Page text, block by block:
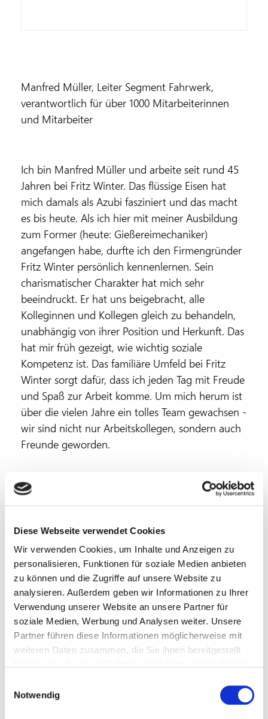
Diese Webseite verwendet Cookies
Wir verwenden Cookies, um Inhalte und Anzeigen zu
personalisieren, Funktionen für soziale Medien anbieten
zu können und die Zugriffe auf unsere Website zu
analysieren. Außerdem geben wir Informationen zu Ihrer
Verwendung unserer Website an unsere Partner für
soziale Medien, Werbung und Analysen weiter. Unsere
Partner führen diese Informationen möglicherweise mit
weiteren Daten zusammen, die Sie ihnen bereitgestellt
Notwendig
Manfred Müller, Leiter Segment Fahrwerk,
verantwortlich für über 1000 Mitarbeiterinnen
und Mitarbeiter
Ich bin Manfred Müller und arbeite seit rund 45
Jahren bei Fritz Winter. Das flüssige Eisen hat
mich damals als Azubi fasziniert und das macht
es bis heute. Als ich hier mit meiner Ausbildung
zum Former (heute: Gießereimechaniker)
angefangen habe, durfte ich den Firmengründer
Fritz Winter persönlich kennenlernen. Sein
charismatischer Charakter hat mich sehr
beeindruckt. Er hat uns beigebracht, alle
Kolleginnen und Kollegen gleich zu behandeln,
unabhängig von ihrer Position und Herkunft. Das
hat mir früh gezeigt, wie wichtig soziale
Kompetenz ist. Das familiäre Umfeld bei Fritz
Winter sorgt dafür, dass ich jeden Tag mit Freude
und Spaß zur Arbeit komme. Um mich herum ist
über die vielen Jahre ein tolles Team gewachsen -
wir sind nicht nur Arbeitskollegen, sondern auch
Freunde geworden.
Was ist das Besondere an FW?
Das Besondere an Fritz Winter ist die familiäre
Atmosphäre. Hier behandeln wir alle Kolleginnen
und Kollegen gleich. Wir helfen uns gegenseitig
und stehen füreinander ein. Bei Fritz Winter ist
der Mensch das Wichtigste.
Warum sollte man sich bei FW bewerben?
Ausbildung und hat die Möglichkeit, seine
nächsten Schritte bis hin zur Führungskraft zu